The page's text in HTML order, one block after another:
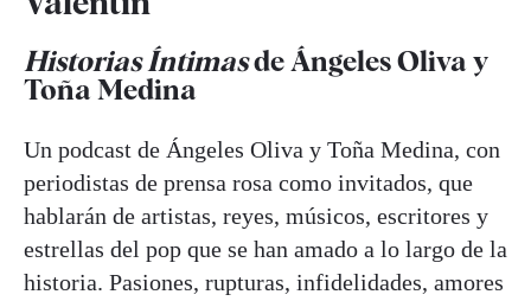
Historias Íntimasde Ángeles Oliva y
Toña Medina
Un podcast de Ángeles Oliva y Toña Medina, con
periodistas de prensa rosa como invitados, que
hablarán de artistas, reyes, músicos, escritores y
estrellas del pop que se han amado a lo largo de la
historia. Pasiones, rupturas, infidelidades, amores